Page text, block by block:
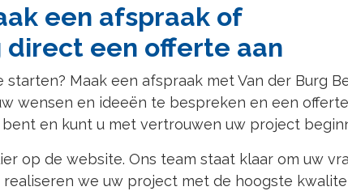
een afspraak of
direct een offerte aan
Maak een afspraak met Van der Burg
wensen en ideeën te bespreken en een
en kunt u met vertrouwen uw project
op de website. Ons team staat klaar om uw
realiseren we uw project met de hoogste